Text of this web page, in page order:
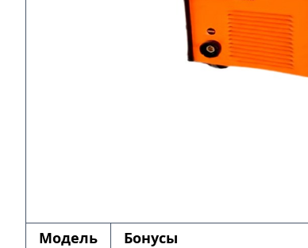
Модель Бонусы